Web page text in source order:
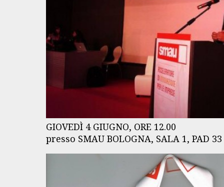
GIOVEDÌ 4 GIUGNO, ORE 12.00
presso SMAU BOLOGNA, SALA 1, PAD 33